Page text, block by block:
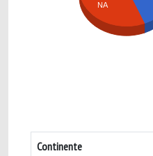
NA
Continente